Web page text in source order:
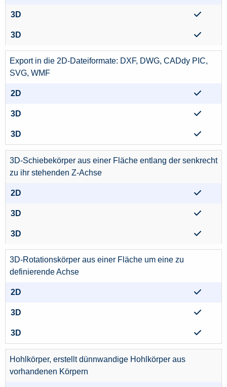
Export in die 2D-Dateiformate: DXF, DWG, CADdy PIC,
SVG, WMF
3D-Schiebekörper aus einer Fläche entlang der senkrecht
zu ihr stehenden Z-Achse
3D-Rotationskörper aus einer Fläche um eine zu
definierende Achse
Hohlkörper, erstellt dünnwandige Hohlkörper aus
vorhandenen Körpern